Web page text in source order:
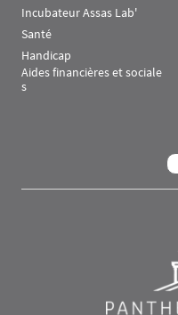
Incubateur Assas Lab'
Santé
Handicap
Aides financières et sociale
s